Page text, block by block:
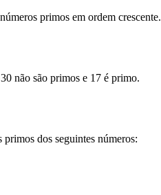
primos em ordem crescente.
não são primos e 17 é primo.
dos seguintes números: